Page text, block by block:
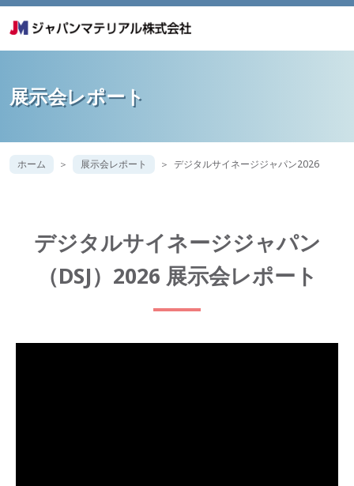
展示会レポート
ホーム 展示会レポート デジタルサイネージジャパン2026
デジタルサイネージジャパン
（DSJ）2026 展示会レポート